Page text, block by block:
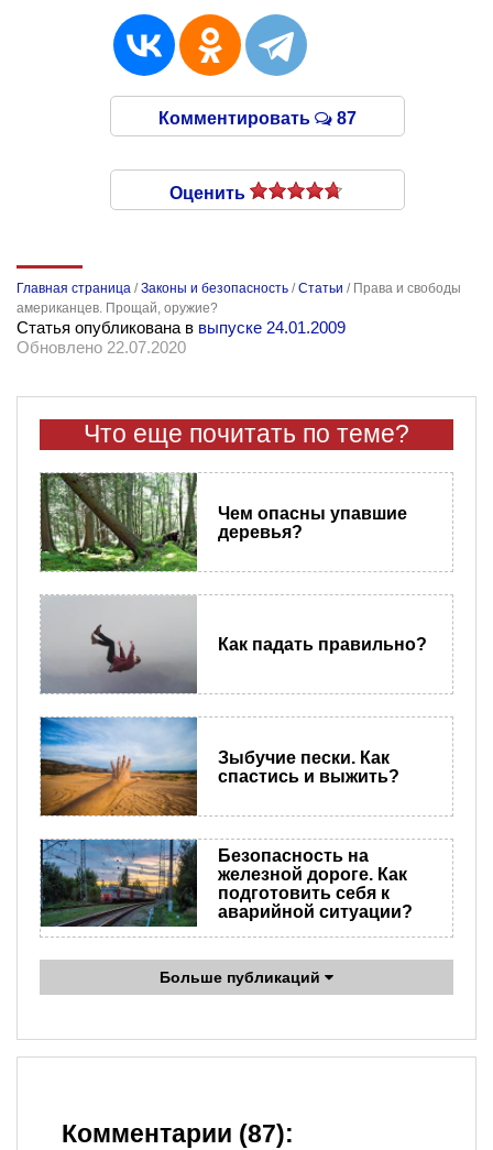
Комментировать 87
Оценить
Главная страница /Законы и безопасность /Статьи / Права и свободы
американцев. Прощай, оружие?
Статья опубликована в выпуске 24.01.2009
Обновлено 22.07.2020
Что еще почитать по теме?
Чем опасны упавшие
деревья?
Как падать правильно?
Зыбучие пески. Как
спастись и выжить?
Безопасность на
железной дороге. Как
подготовить себя к
аварийной ситуации?
Больше публикаций
Комментарии (87):